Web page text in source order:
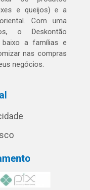
e queijos) e a
Com uma
o Deskontão
baixo a famílias e
nas compras
negócios.